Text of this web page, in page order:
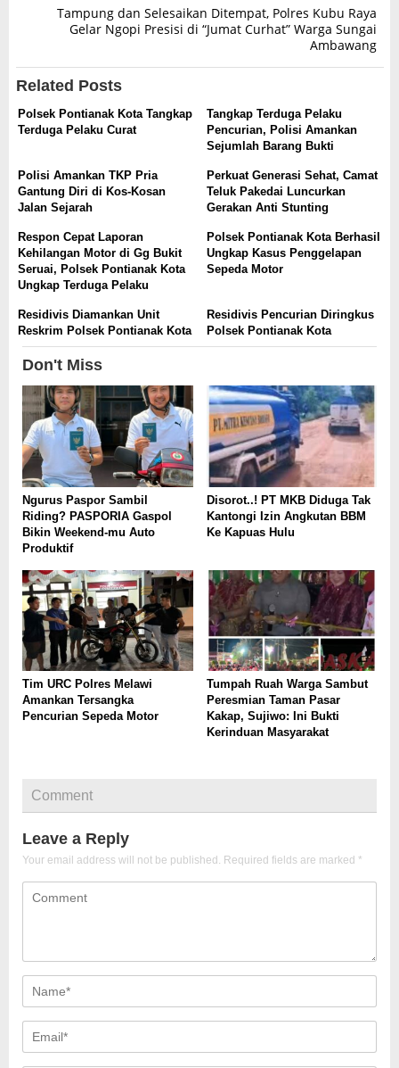
Tampung dan Selesaikan Ditempat, Polres Kubu Raya
Gelar Ngopi Presisi di “Jumat Curhat” Warga Sungai
Ambawang
Related Posts
Polsek Pontianak Kota Tangkap
Terduga Pelaku Curat
Tangkap Terduga Pelaku
Pencurian, Polisi Amankan
Sejumlah Barang Bukti
Polisi Amankan TKP Pria
Gantung Diri di Kos-Kosan
Jalan Sejarah
Perkuat Generasi Sehat, Camat
Teluk Pakedai Luncurkan
Gerakan Anti Stunting
Respon Cepat Laporan
Kehilangan Motor di Gg Bukit
Seruai, Polsek Pontianak Kota
Ungkap Terduga Pelaku
Polsek Pontianak Kota Berhasil
Ungkap Kasus Penggelapan
Sepeda Motor
Residivis Diamankan Unit
Reskrim Polsek Pontianak Kota
Residivis Pencurian Diringkus
Polsek Pontianak Kota
Don't Miss
Ngurus Paspor Sambil
Riding? PASPORIA Gaspol
Bikin Weekend-mu Auto
Produktif
Disorot..! PT MKB Diduga Tak
Kantongi Izin Angkutan BBM
Ke Kapuas Hulu
Tim URC Polres Melawi
Amankan Tersangka
Pencurian Sepeda Motor
Tumpah Ruah Warga Sambut
Peresmian Taman Pasar
Kakap, Sujiwo: Ini Bukti
Kerinduan Masyarakat
Comment
Leave a Reply
Your email address will not be published. Required fields are marked *